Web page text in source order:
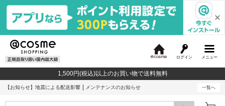
メニュー
ログイン
c
o
1,500円(税込)以上のお買い物で送料無料
【お知らせ】 地震による配送影響 メンテナンスのお知らせ 一覧へ